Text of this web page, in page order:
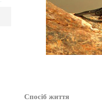
Спосіб життя